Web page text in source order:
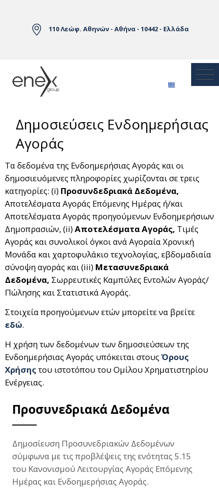
110 Λεώφ. Αθηνών - Αθήνα - 10442 - Ελλάδα
Δημοσιεύσεις Ενδοημερήσιας
Αγοράς
Τα δεδομένα της Ενδοημερήσιας Αγοράς και οι
δημοσιευόμενες πληροφορίες χωρίζονται σε τρεις
κατηγορίες: (i) Προσυνδεδριακά Δεδομένα,
Αποτελέσματα Αγοράς Επόμενης Ημέρας ή/και
Αποτελέσματα Αγοράς προηγούμενων Ενδοημερήσιων
Δημοπρασιών, (ii)Αποτελέσματα Αγοράς, Τιμές
Αγοράς και συνολικοί όγκοι ανά Αγοραία Χρονική
Μονάδα και χαρτοφυλάκιο τεχνολογίας, εβδομαδιαία
σύνοψη αγοράς και (iii) Μετασυνεδριακά
Δεδομένα, Σωρρευτικές Καμπύλες Εντολών Αγοράς/
Πώλησης και Στατιστικά Αγοράς.
Στοιχεία προηγούμενων ετών μπορείτε να βρείτε
εδώ.
Η χρήση των δεδομένων των δημοσιεύσεων της
Ενδοημερήσιας Αγοράς υπόκειται στους Όρους
Χρήσηςτου ιστοτόπου του Ομίλου Χρηματιστηρίου
Ενέργειας.
Προσυνεδριακά Δεδομένα
Δημοσίευση Προσυνεδριακών Δεδομένων
σύμφωνα με τις προβλέψεις της ενότητας 5.15
του Κανονισμού Λειτουργίας Αγοράς Επόμενης
Ημέρας και Ενδοημερήσιας Αγοράς.